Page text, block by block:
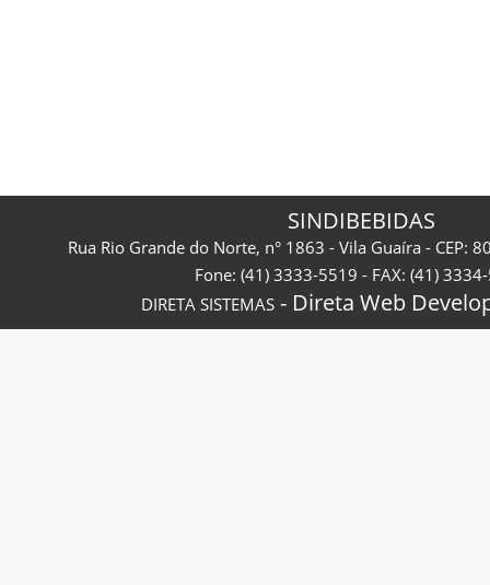
SINDIBEBIDAS
Rua Rio Grande do Norte, n° 1863 - Vila Guaíra - CEP:
Fone: (41) 3333-5519 - FAX: (41)
DIRETA SISTEMAS - Direta Web